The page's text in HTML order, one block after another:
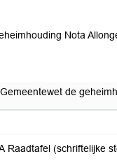
Nota
de
Raadtafel (schriftelijke